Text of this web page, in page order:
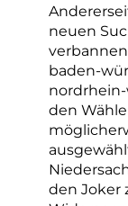
neuen
baden-
den
den Joker